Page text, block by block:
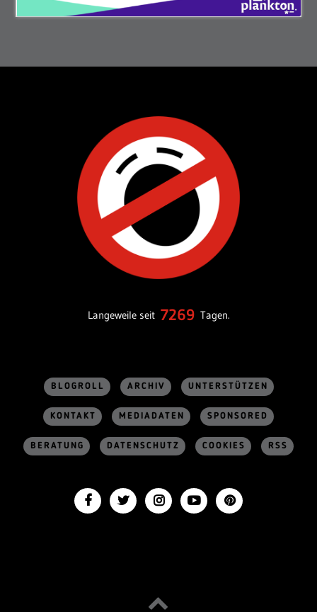
Langeweile seit 7269 Tagen.
BLOGROLL ARCHIV UNTERSTÜTZEN
KONTAKT MEDIADATEN SPONSORED
BERATUNG DATENSCHUTZ COOKIES RSS